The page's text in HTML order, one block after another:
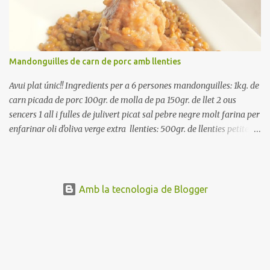
el pebrot, la ceba, (escorreguda), les olives i la tonyina esmicolada.
Amaniu amb sal i oli... bon profit!!
Mandonguilles de carn de porc amb llenties
Avui plat únic!! Ingredients per a 6 persones mandonguilles: 1kg. de
carn picada de porc 100gr. de molla de pa 150gr. de llet 2 ous
sencers 1 all i fulles de julivert picat sal pebre negre molt farina per
enfarinar oli d'oliva verge extra llenties: 500gr. de llenties petites
entre 40 i 50 minuts. Poseu la carn picada en un bol i barregeu-la
Amb la tecnologia de Blogger